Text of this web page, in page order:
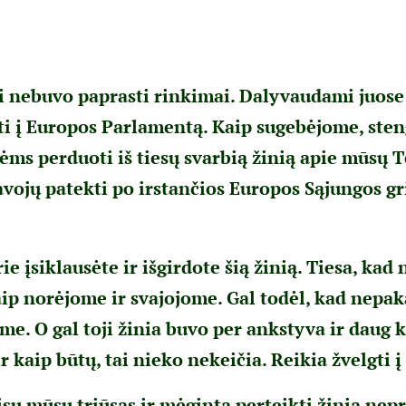
nebuvo paprasti rinkimai. Dalyvaudami
į Europos Parlamentą. Kaip sugebėjome,
perduoti iš tiesų svarbią žinią apie mūsų
patekti po irstančios Europos Sąjungos
įsiklausėte ir išgirdote šią žinią. Tiesa, kad
norėjome ir svajojome. Gal todėl, kad
O gal toji žinia buvo per ankstyva ir daug
kaip būtų, tai nieko nekeičia. Reikia žvelgti